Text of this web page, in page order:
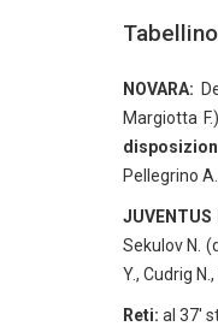
Tabellino
NOVARA:
Margiotta
Pellegrino
JUVENTUS
Sekulov N.
Y., Cudrig
Reti: al 37′